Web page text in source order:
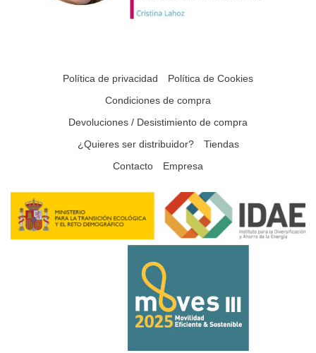
Política de privacidad
Política de Cookies
Condiciones de compra
Devoluciones / Desistimiento de compra
¿Quieres ser distribuidor?
Tiendas
Contacto
Empresa